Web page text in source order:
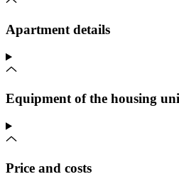
Apartment details
Equipment of the housing
Price and costs